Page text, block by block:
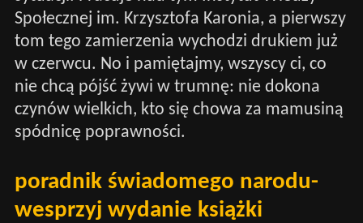
Społecznej im. Krzysztofa Karonia, a pierwszy
tom tego zamierzenia wychodzi drukiem już
w czerwcu. No i pamiętajmy, wszyscy ci, co
nie chcą pójść żywi w trumnę: nie dokona
czynów wielkich, kto się chowa za mamusiną
spódnicę poprawności.
poradnik świadomego narodu-
wesprzyj wydanie książki